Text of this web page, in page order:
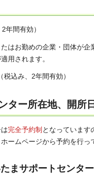
年間有効）
はお勤めの企業・団体が企
用されます。
込み、2年間有効）
ター所在地、開所日
完全予約制 となっています
ームページから予約を行っ
まサポートセンター